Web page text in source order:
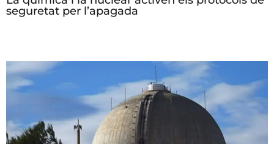
seguretat per l’apagada